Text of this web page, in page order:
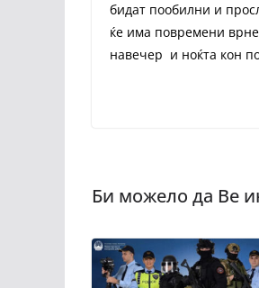
бидат пообилни и
ќе има повремени
навечер и ноќта кон